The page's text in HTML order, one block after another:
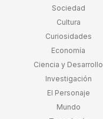
Sociedad
Cultura
Curiosidades
Economía
Ciencia y Desarrollo
Investigación
El Personaje
Mundo